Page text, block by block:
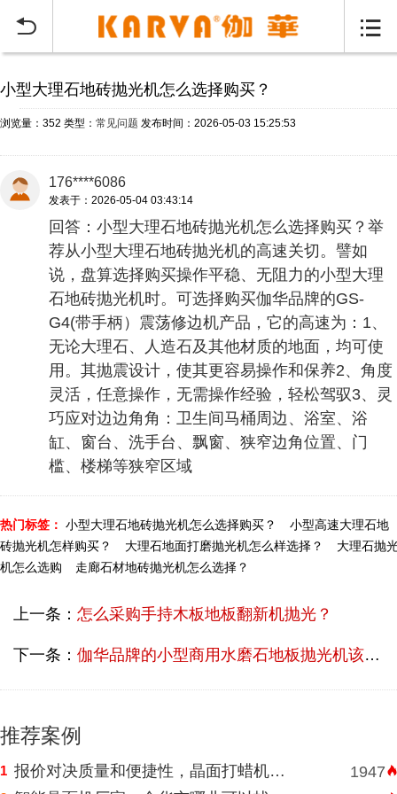
 
小型大理石地砖抛光机怎么选择购买？
浏览量：352 类型： 常见问题 发布时间：2026-05-03 15:25:53
176****6086
发表于：2026-05-04 03:43:14
回答：小型大理石地砖抛光机怎么选择购买？举
荐从小型大理石地砖抛光机的高速关切。譬如
说，盘算选择购买操作平稳、无阻力的小型大理
石地砖抛光机时。可选择购买伽华品牌的GS-
G4(带手柄）震荡修边机产品，它的高速为：1、
无论大理石、人造石及其他材质的地面，均可使
用。其抛震设计，使其更容易操作和保养2、角度
灵活，任意操作，无需操作经验，轻松驾驭3、灵
巧应对边边角角：卫生间马桶周边、浴室、浴
缸、窗台、洗手台、飘窗、狭窄边角位置、门
槛、楼梯等狭窄区域
热门标签： 小型大理石地砖抛光机怎么选择购买？
小型高速大理石地
砖抛光机怎样购买？
大理石地面打磨抛光机怎么样选择？
大理石抛
机怎么选购
走廊石材地砖抛光机怎么选择？
上一条： 怎么采购手持木板地板翻新机抛光？
下一条： 伽华品牌的小型商用水磨石地板抛光机该怎样选？
推荐案例
1 报价对决质量和便捷性，晶面打蜡机河南挑选需明智判断 1947